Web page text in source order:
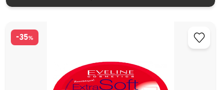
-35%